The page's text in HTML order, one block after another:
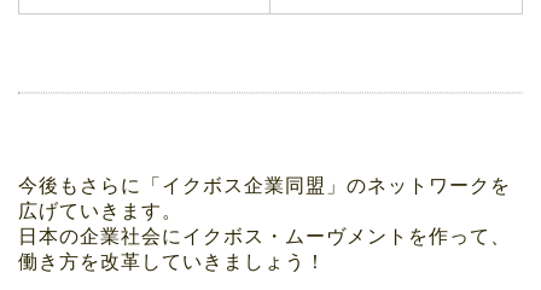
今後もさらに「イクボス企業同盟」のネットワークを
広げていきます。
日本の企業社会にイクボス・ムーヴメントを作って、
働き方を改革していきましょう！